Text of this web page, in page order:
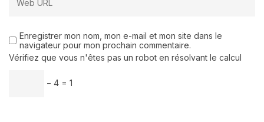
Enregistrer mon nom, mon e-mail et mon site dans le
navigateur pour mon prochain commentaire.
Vérifiez que vous n'êtes pas un robot en résolvant le calcul
− 4 = 1